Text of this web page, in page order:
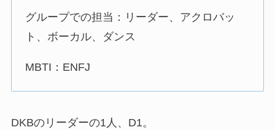
グループでの担当：リーダー、アクロバッ
ト、ボーカル、ダンス
MBTI：ENFJ
DKBのリーダーの1人、D1。